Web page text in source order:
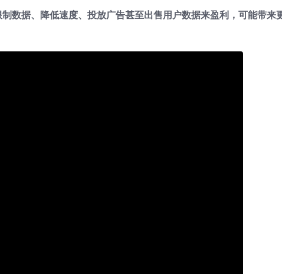
制数据、降低速度、投放广告甚至出售用户数据来盈利，可能带来